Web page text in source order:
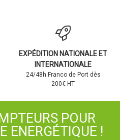
EXPÉDITION NATIONALE ET
INTERNATIONALE
24/48h Franco de Port dès
200€ HT
POUR
ENERGÉTIQUE !